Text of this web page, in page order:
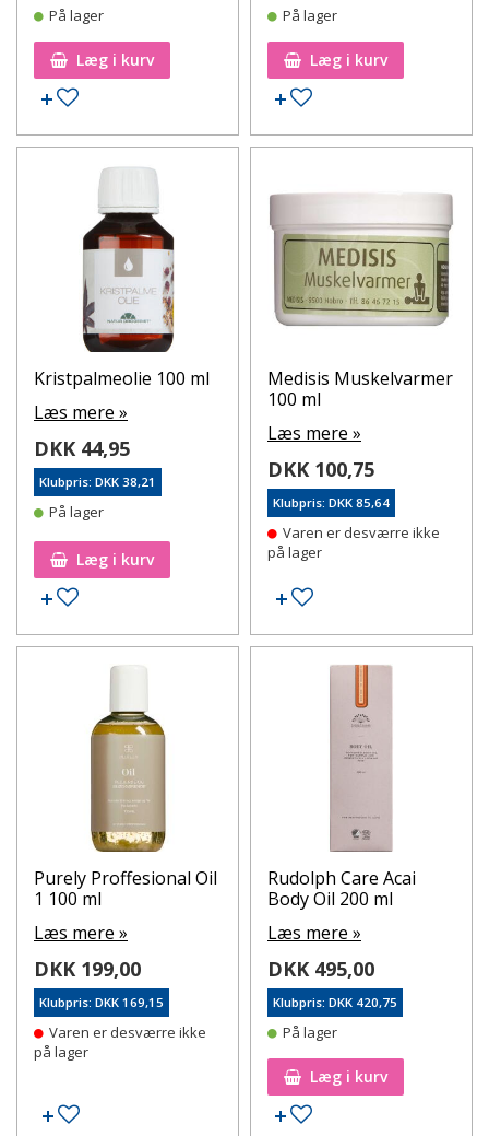
På lager
Læg i kurv
Tilføj til ønskeseddel
På lager
Læg i kurv
Tilføj til ønskeseddel
Kristpalmeolie 100 ml
Læs mere »
DKK 44,95
Klubpris: DKK 38,21
På lager
Læg i kurv
Tilføj til ønskeseddel
Medisis Muskelvarmer
100 ml
Læs mere »
DKK 100,75
Klubpris: DKK 85,64
Varen er desværre ikke
på lager
Tilføj til ønskeseddel
Purely Proffesional Oil
1 100 ml
Læs mere »
DKK 199,00
Klubpris: DKK 169,15
Varen er desværre ikke
på lager
Tilføj til ønskeseddel
Rudolph Care Acai
Body Oil 200 ml
Læs mere »
DKK 495,00
Klubpris: DKK 420,75
På lager
Læg i kurv
Tilføj til ønskeseddel